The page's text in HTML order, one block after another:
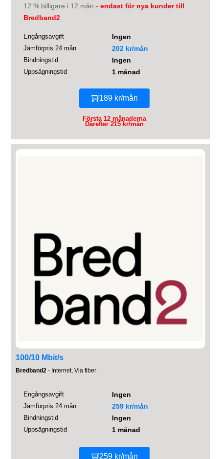
12 % billigare i 12 mån - endast för nya kunder till
Bredband2
Engångsavgift Ingen
Jämförpris 24 mån 202 kr/mån
Bindningstid Ingen
Uppsägningstid 1 månad
189 kr/mån
Första 12 månaderna
Därefter 215 kr/mån
100/10 Mbit/s
Bredband2 - Internet, Via fiber
Engångsavgift Ingen
Jämförpris 24 mån 259 kr/mån
Bindningstid Ingen
Uppsägningstid 1 månad
259 kr/mån